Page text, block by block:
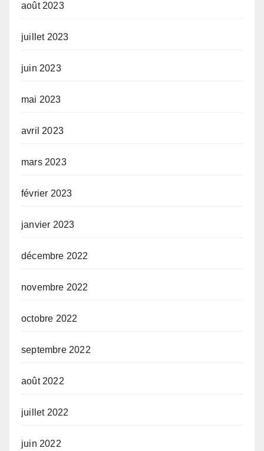
août 2023
juillet 2023
juin 2023
mai 2023
avril 2023
mars 2023
février 2023
janvier 2023
décembre 2022
novembre 2022
octobre 2022
septembre 2022
août 2022
juillet 2022
juin 2022